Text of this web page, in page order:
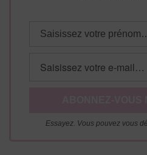
Essayez. Vous pouvez vous